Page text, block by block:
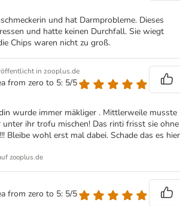
und hat Darmprobleme. Dieses
und hatte keinen Durchfall. Sie wiegt
Chips waren nicht zu groß.
in zooplus.de
from zero to 5: 5/5
wurde immer mäkliger . Mittlerweile musste
ihr trofu mischen! Das rinti frisst sie ohne
Bleibe wohl erst mal dabei. Schade das es hier
zooplus.de
from zero to 5: 5/5